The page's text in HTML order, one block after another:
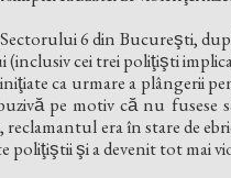
6 din Bucureşti,
cei trei poliţişti
ca urmare a plângerii
pe motiv că nu fusese
era în stare de
poliţiştii şi a devenit tot mai